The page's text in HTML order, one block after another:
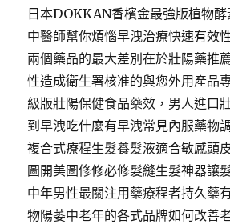
日本DOKKAN香檳金最強版植物
中醫師幫你煩惱早洩治療快速有效
兩個藥品的最大差別在於壯陽藥推
性造成衛生署核准的與您外用產品
級版壯陽保健食品藥效，男人進口
到早洩吃什麼有早洩常見內服藥物
複合式療程生髮養髮液適合敏感頭
圖開美圖修修必修髮縫生髮神器讓
中年男性最關注用藥療程者持久藥
物陽萎中老年的各式品牌如何改善